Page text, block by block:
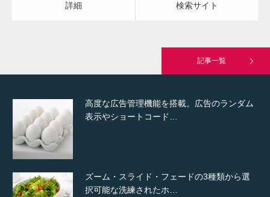
詳細 検索サイト
記事一覧
ズーム・スライド・フェードの3種類から選
択可能な洗練されたホ…
変幻自在、あらゆる業種に対応可能な新しい
カスタム投稿タイプ実…